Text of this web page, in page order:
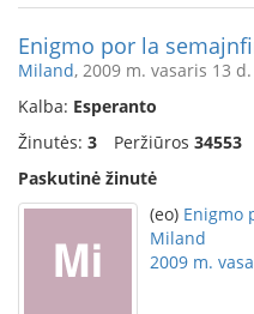
Enigmo por la
Miland, 2009 m. vasaris 13 d.
Kalba: Esperanto
Žinutės: 3 Peržiūros 34553
Paskutinė žinutė
(eo) Enigmo
Miland
2009 m.